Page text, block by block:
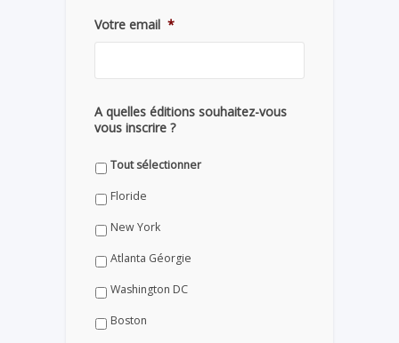
Votre email *
A quelles éditions souhaitez-vous
vous inscrire ?
Tout sélectionner
Floride
New York
Atlanta Géorgie
Washington DC
Boston